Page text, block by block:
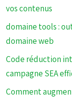
vos contenus
domaine tools :
domaine web
Code réduction
campagne SEA
Comment